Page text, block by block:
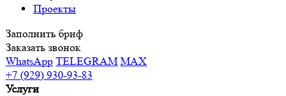
Проекты
Заполнить бриф
Заказать звонок
WhatsApp TELEGRAM MAX
+7 (929) 930-93-83
Услуги